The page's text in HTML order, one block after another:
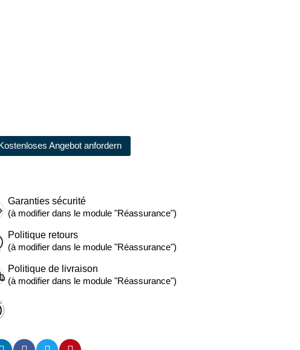
Angebot anfordern
Garanties sécurité
(à modifier dans le module "Réassurance")
Politique retours
(à modifier dans le module "Réassurance")
Politique de livraison
(à modifier dans le module "Réassurance")